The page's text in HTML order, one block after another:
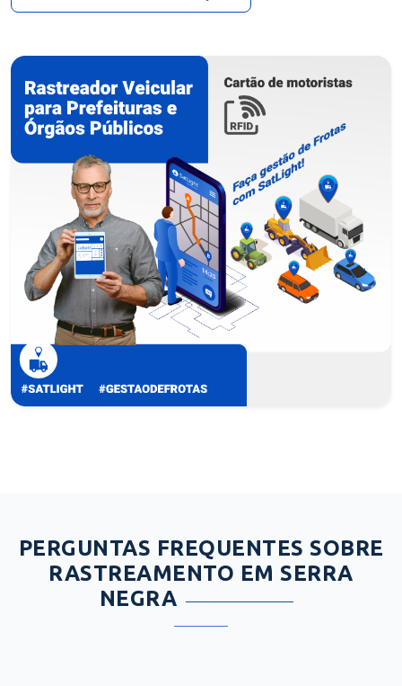
PERGUNTAS FREQUENTES SOBRE
RASTREAMENTO EM SERRA
NEGRA